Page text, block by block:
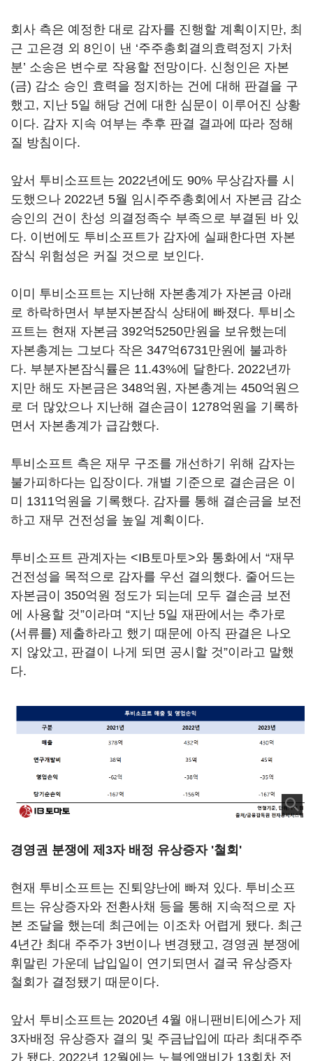
회사 측은 예정한 대로 감자를 진행할 계획이지만, 최
근 고은경 외 8인이 낸 ‘주주총회결의효력정지 가처
분’ 소송은 변수로 작용할 전망이다. 신청인은 자본
(금) 감소 승인 효력을 정지하는 건에 대해 판결을 구
했고, 지난 5일 해당 건에 대한 심문이 이루어진 상황
이다. 감자 지속 여부는 추후 판결 결과에 따라 정해
질 방침이다.
앞서 투비소프트는 2022년에도 90% 무상감자를 시
도했으나 2022년 5월 임시주주총회에서 자본금 감소
승인의 건이 찬성 의결정족수 부족으로 부결된 바 있
다. 이번에도 투비소프트가 감자에 실패한다면 자본
잠식 위험성은 커질 것으로 보인다.
이미 투비소프트는 지난해 자본총계가 자본금 아래
로 하락하면서 부분자본잠식 상태에 빠졌다. 투비소
프트는 현재 자본금 392억5250만원을 보유했는데
자본총계는 그보다 작은 347억6731만원에 불과하
다. 부분자본잠식률은 11.43%에 달한다. 2022년까
지만 해도 자본금은 348억원, 자본총계는 450억원으
로 더 많았으나 지난해 결손금이 1278억원을 기록하
면서 자본총계가 급감했다.
투비소프트 측은 재무 구조를 개선하기 위해 감자는
불가피하다는 입장이다. 개별 기준으로 결손금은 이
미 1311억원을 기록했다. 감자를 통해 결손금을 보전
하고 재무 건전성을 높일 계획이다.
투비소프트 관계자는 <IB토마토>와 통화에서 “재무
건전성을 목적으로 감자를 우선 결의했다. 줄어드는
자본금이 350억원 정도가 되는데 모두 결손금 보전
에 사용할 것”이라며 “지난 5일 재판에서는 추가로
(서류를) 제출하라고 했기 때문에 아직 판결은 나오
지 않았고, 판결이 나게 되면 공시할 것”이라고 말했
다.
경영권 분쟁에 제3자 배정 유상증자 '철회'
현재 투비소프트는 진퇴양난에 빠져 있다. 투비소프
트는 유상증자와 전환사채 등을 통해 지속적으로 자
본 조달을 했는데 최근에는 이조차 어렵게 됐다. 최근
4년간 최대 주주가 3번이나 변경됐고, 경영권 분쟁에
휘말린 가운데 납입일이 연기되면서 결국 유상증자
철회가 결정됐기 때문이다.
앞서 투비소프트는 2020년 4월 애니팬비티에스가 제
3자배정 유상증자 결의 및 주금납입에 따라 최대주주
가 됐다. 2022년 12월에는 노블엔앰비가 13회차 전